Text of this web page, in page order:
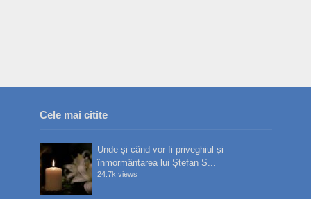
Cele mai citite
Unde și când vor fi priveghiul și
înmormântarea lui Ștefan S...
24.7k views